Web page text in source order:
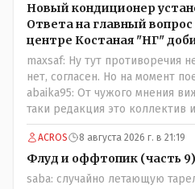
Новый кондиционер
Ответа на главный
центре Костаная "НГ"
maxsaf: Ну тут противоречия
нет, согласен. Но на момент
abaika95: От чужого мнения
таки редакция это коллектив
профессиональное лицо
Общественному объединению
высказываний о вас в том
публикация.В комментарии
ACROS 8 августа 2026 г. в 21:19
Флуд и оффтопик (часть 9)
saba: случайно летающую